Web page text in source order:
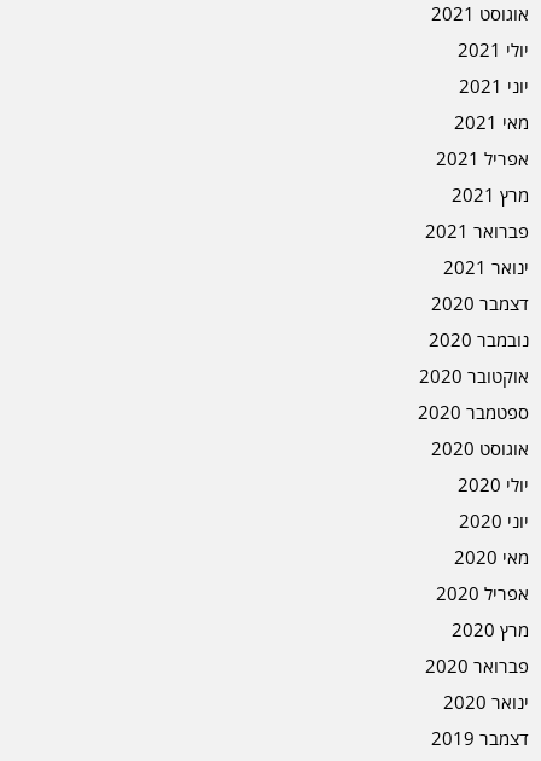
אוגוסט 2021
יולי 2021
יוני 2021
מאי 2021
אפריל 2021
מרץ 2021
פברואר 2021
ינואר 2021
דצמבר 2020
נובמבר 2020
אוקטובר 2020
ספטמבר 2020
אוגוסט 2020
יולי 2020
יוני 2020
מאי 2020
אפריל 2020
מרץ 2020
פברואר 2020
ינואר 2020
דצמבר 2019